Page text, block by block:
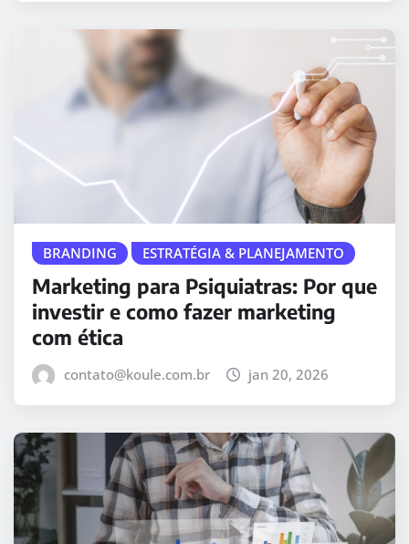
BRANDING ESTRATÉGIA & PLANEJAMENTO
Marketing para Psiquiatras: Por que
investir e como fazer marketing
com ética
contato@koule.com.br jan 20, 2026